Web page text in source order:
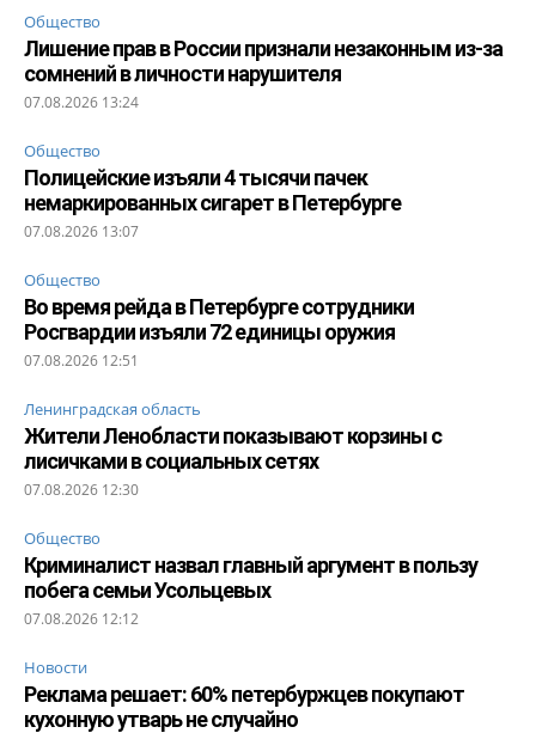
Общество
Лишение прав в России признали незаконным из-за
сомнений в личности нарушителя
07.08.2026 13:24
Общество
Полицейские изъяли 4 тысячи пачек
немаркированных сигарет в Петербурге
07.08.2026 13:07
Общество
Во время рейда в Петербурге сотрудники
Росгвардии изъяли 72 единицы оружия
07.08.2026 12:51
Ленинградская область
Жители Ленобласти показывают корзины с
лисичками в социальных сетях
07.08.2026 12:30
Общество
Криминалист назвал главный аргумент в пользу
побега семьи Усольцевых
07.08.2026 12:12
Новости
Реклама решает: 60% петербуржцев покупают
кухонную утварь не случайно